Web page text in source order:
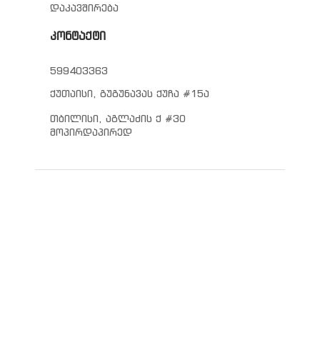
დაკავშირება
კონტაქტი
599403363
ქუთაისი, გუგუნავას ქუჩა #15ა
თბილისი, აგლაძის ქ #30
მოპირდაპირედ